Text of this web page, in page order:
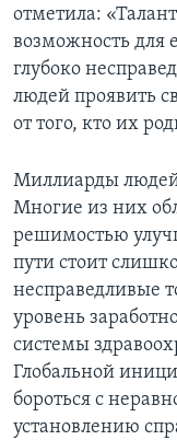
отметила:
возможность для
глубоко
людей проявить
от того, кто их
Миллиарды людей
Многие из них
решимостью
пути стоит
несправедливые
уровень
системы
Глобальной
бороться с
установлению